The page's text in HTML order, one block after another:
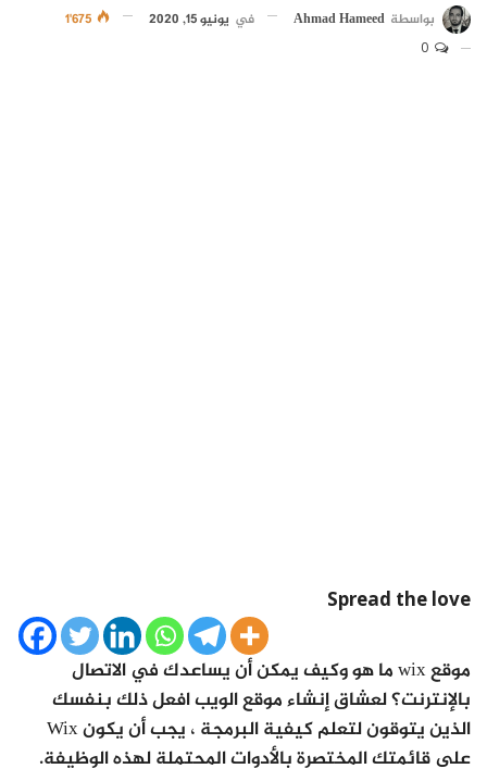
بواسطة Ahmad Hameed في يونيو 15, 2020
Spread the love
موقع wix ما هو وكيف يمكن أن يساعدك في الاتصال
بالإنترنت؟ لعشاق إنشاء موقع الويب افعل ذلك بنفسك
الذين يتوقون لتعلم كيفية البرمجة ، يجب أن يكون Wix
على قائمتك المختصرة بالأدوات المحتملة لهذه الوظيفة.